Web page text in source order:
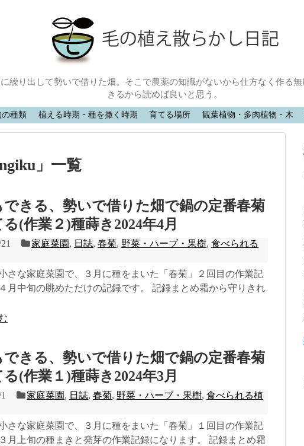
繰り出して勢いで借りた畑。そこで農薬の知識がないから仕方なく作る
きるから読めば良いと思う。
の種類 植える時期・種を撒く時期 育てる場所 観葉植物・多肉植物・木
」 一覧
できる、勢いで借りた畑で鍋の定番春菊
(作業２)種蒔き2024年4月
家庭菜園 , 日誌,春菊, 野菜・ハーブ・果樹,食べられる
さな家庭菜園で、３月に種をまいた「春菊」２回目の作業記
月中旬の眺めただけの記録です。 記録まとめ霜から守りきれ
できる、勢いで借りた畑で鍋の定番春菊
(作業１)種蒔き2024年3月
家庭菜園 , 日誌,春菊, 野菜・ハーブ・果樹,食べられる植
さな家庭菜園で、３月に種をまいた「春菊」１回目の作業記
月上旬の種まきと発芽の作業記録になります。 記録まとめ霜